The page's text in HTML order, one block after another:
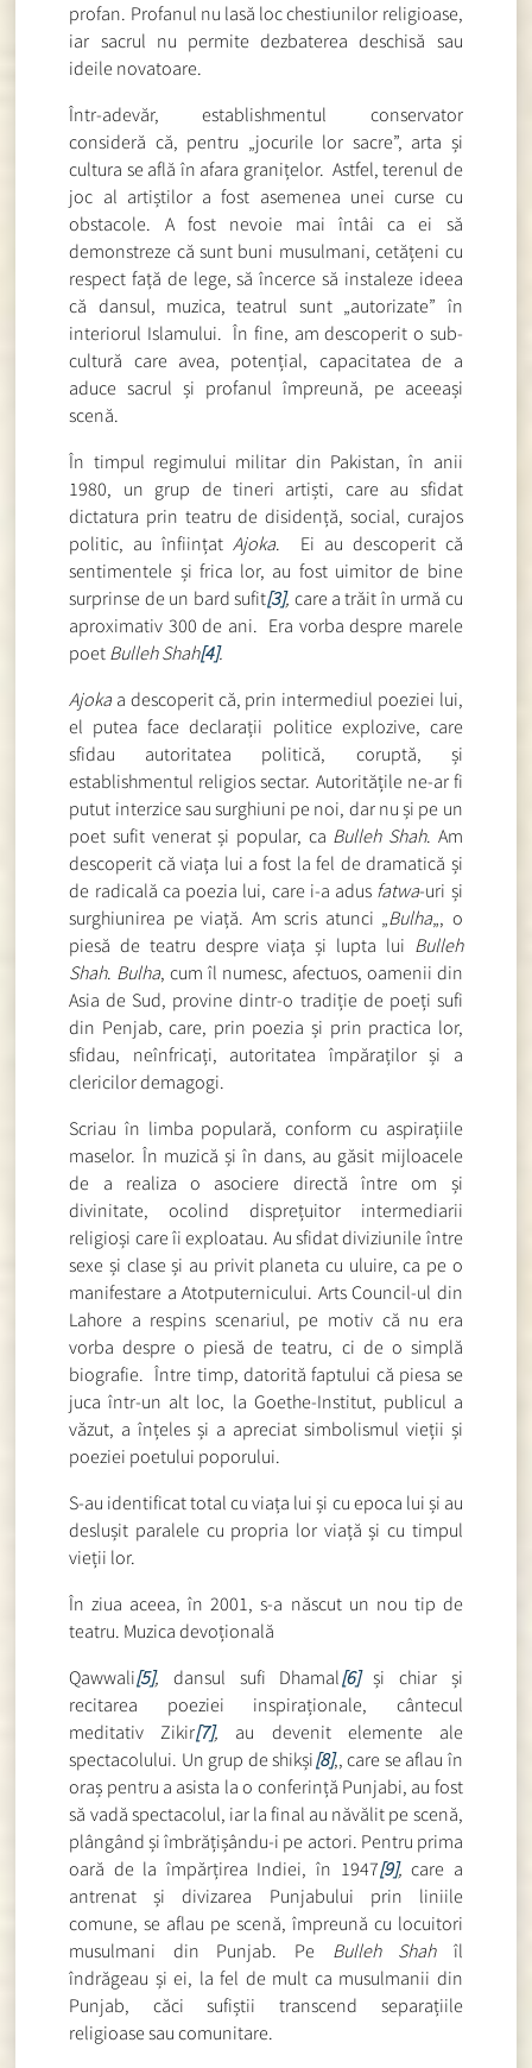
profan. Profanul nu lasă loc chestiunilor religioase,
iar sacrul nu permite dezbaterea deschisă sau
ideile novatoare.
Într-adevăr, establishmentul conservator
consideră că, pentru „jocurile lor sacre”, arta și
cultura se află în afara granițelor. Astfel, terenul de
joc al artiștilor a fost asemenea unei curse cu
obstacole. A fost nevoie mai întâi ca ei să
demonstreze că sunt buni musulmani, cetățeni cu
respect față de lege, să încerce să instaleze ideea
că dansul, muzica, teatrul sunt „autorizate” în
interiorul Islamului. În fine, am descoperit o sub-
cultură care avea, potențial, capacitatea de a
aduce sacrul și profanul împreună, pe aceeași
scenă.
În timpul regimului militar din Pakistan, în anii
1980, un grup de tineri artiști, care au sfidat
dictatura prin teatru de disidență, social, curajos
politic, au înființatAjoka. Ei au descoperit că
sentimentele și frica lor, au fost uimitor de bine
surprinse de un bard sufit[3], care a trăit în urmă cu
aproximativ 300 de ani. Era vorba despre marele
poet Bulleh Shah[4].
Ajoka a descoperit că, prin intermediul poeziei lui,
el putea face declarații politice explozive, care
sfidau autoritatea politică, coruptă, și
establishmentul religios sectar. Autoritățile ne-ar fi
putut interzice sau surghiuni pe noi, dar nu și pe un
poet sufit venerat și popular, ca Bulleh Shah. Am
descoperit că viața lui a fost la fel de dramatică și
de radicală ca poezia lui, care i-a adus fatwa-uri și
surghiunirea pe viață. Am scris atunci „Bulha„, o
piesă de teatru despre viața și lupta lui Bulleh
Shah. Bulha, cum îl numesc, afectuos, oamenii din
Asia de Sud, provine dintr-o tradiție de poeți sufi
din Penjab, care, prin poezia și prin practica lor,
sfidau, neînfricați, autoritatea împăraților și a
clericilor demagogi.
Scriau în limba populară, conform cu aspirațiile
maselor. În muzică și în dans, au găsit mijloacele
de a realiza o asociere directă între om și
divinitate, ocolind disprețuitor intermediarii
religioși care îi exploatau. Au sfidat diviziunile între
sexe și clase și au privit planeta cu uluire, ca pe o
manifestare a Atotputernicului. Arts Council-ul din
Lahore a respins scenariul, pe motiv că nu era
vorba despre o piesă de teatru, ci de o simplă
biografie. Între timp, datorită faptului că piesa se
juca într-un alt loc, la Goethe-Institut, publicul a
văzut, a înțeles și a apreciat simbolismul vieții și
poeziei poetului poporului.
S-au identificat total cu viața lui și cu epoca lui și au
deslușit paralele cu propria lor viață și cu timpul
vieții lor.
În ziua aceea, în 2001, s-a născut un nou tip de
teatru. Muzica devoțională
Qawwali[5], dansul sufi Dhamal[6]și chiar și
recitarea poeziei inspiraționale, cântecul
meditativ Zikir[7], au devenit elemente ale
spectacolului. Un grup de shikși[8],, care se aflau în
oraș pentru a asista la o conferință Punjabi, au fost
să vadă spectacolul, iar la final au năvălit pe scenă,
plângând și îmbrățișându-i pe actori. Pentru prima
oară de la împărțirea Indiei, în 1947[9], care a
antrenat și divizarea Punjabului prin liniile
comune, se aflau pe scenă, împreună cu locuitori
musulmani din Punjab. Pe Bulleh Shah îl
îndrăgeau și ei, la fel de mult ca musulmanii din
Punjab, căci sufiștii transcend separațiile
religioase sau comunitare.